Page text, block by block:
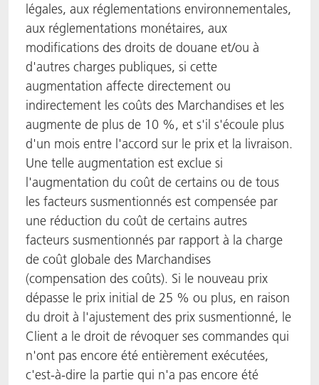
légales, aux réglementations environnementales,
aux réglementations monétaires, aux
modifications des droits de douane et/ou à
d'autres charges publiques, si cette
augmentation affecte directement ou
indirectement les coûts des Marchandises et les
augmente de plus de 10 %, et s'il s'écoule plus
d'un mois entre l'accord sur le prix et la livraison.
Une telle augmentation est exclue si
l'augmentation du coût de certains ou de tous
les facteurs susmentionnés est compensée par
une réduction du coût de certains autres
facteurs susmentionnés par rapport à la charge
de coût globale des Marchandises
(compensation des coûts). Si le nouveau prix
dépasse le prix initial de 25 % ou plus, en raison
du droit à l'ajustement des prix susmentionné, le
Client a le droit de révoquer ses commandes qui
n'ont pas encore été entièrement exécutées,
c'est-à-dire la partie qui n'a pas encore été